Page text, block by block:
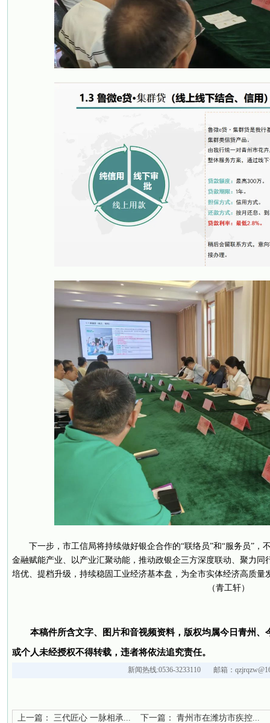
下一步，市工信局将持续做好银企合作的“联络员”和“服务员”，
金融赋能产业、以产业汇聚动能，推动政银企三方深度联动、聚力同
培优、提档升级，持续稳固工业经济基本盘，为全市实体经济高质量
（青工轩）
本稿件所含文字、图片和音视频资料，版权均属今日青州、
或个人未经授权不得转载，违者将依法追究责任。
新闻热线:0536-3233110 邮箱：
上一篇： 三代匠心 一脉相承... 下一篇： 青州市在潍坊市疾控...